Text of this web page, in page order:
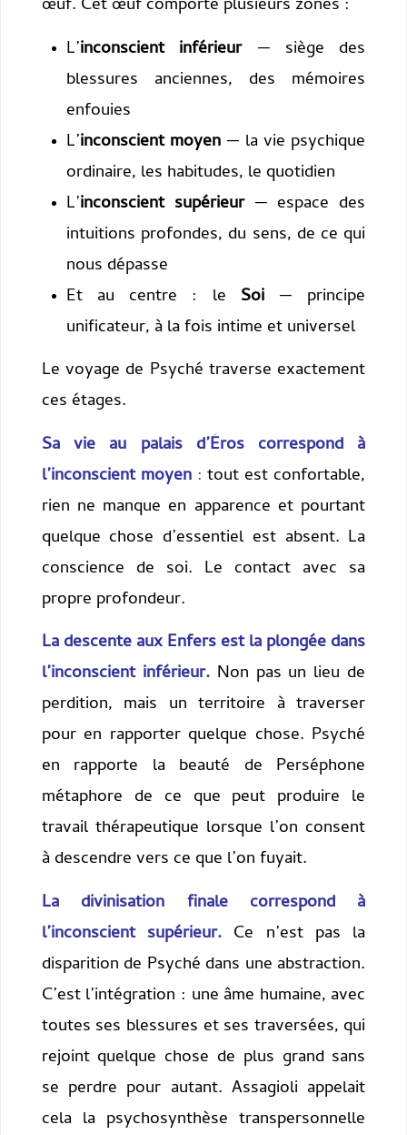
œuf. Cet œuf comporte plusieurs zones :
L’inconscient inférieur— siège des
blessures anciennes, des mémoires
enfouies
L’inconscient moyen— la vie psychique
ordinaire, les habitudes, le quotidien
L’inconscient supérieur— espace des
intuitions profondes, du sens, de ce qui
nous dépasse
Et au centre : le Soi— principe
unificateur, à la fois intime et universel
Le voyage de Psyché traverse exactement
ces étages.
Sa vie au palais d’Éros correspond à
l’inconscient moyen: tout est confortable,
rien ne manque en apparence et pourtant
quelque chose d’essentiel est absent. La
conscience de soi. Le contact avec sa
propre profondeur.
La descente aux Enfers est la plongée dans
l’inconscient inférieur. Non pas un lieu de
perdition, mais un territoire à traverser
pour en rapporter quelque chose. Psyché
en rapporte la beauté de Perséphone
métaphore de ce que peut produire le
travail thérapeutique lorsque l’on consent
à descendre vers ce que l’on fuyait.
La divinisation finale correspond à
l’inconscient supérieur.Ce n’est pas la
disparition de Psyché dans une abstraction.
C’est l’intégration : une âme humaine, avec
toutes ses blessures et ses traversées, qui
rejoint quelque chose de plus grand sans
se perdre pour autant. Assagioli appelait
cela la psychosynthèse transpersonnelle